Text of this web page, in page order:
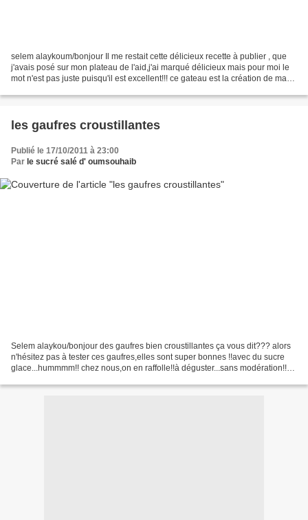
selem alaykoum/bonjour Il me restait cette délicieux recette à publier , que
j'avais posé sur mon plateau de l'aid,j'ai marqué délicieux mais pour moi le
mot n'est pas juste puisqu'il est excellent!!! ce gateau est la création de ma
les gaufres croustillantes
Publié le 17/10/2011 à 23:00
Par le sucré salé d' oumsouhaib
Selem alaykou/bonjour des gaufres bien croustillantes ça vous dit??? alors
n'hésitez pas à tester ces gaufres,elles sont super bonnes !!avec du sucre
glace...hummmm!! chez nous,on en raffolle!!à déguster...sans modération!!